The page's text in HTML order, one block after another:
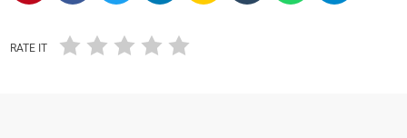
RATE IT